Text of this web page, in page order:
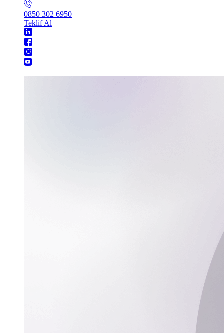
0850 302 6950
Teklif Al